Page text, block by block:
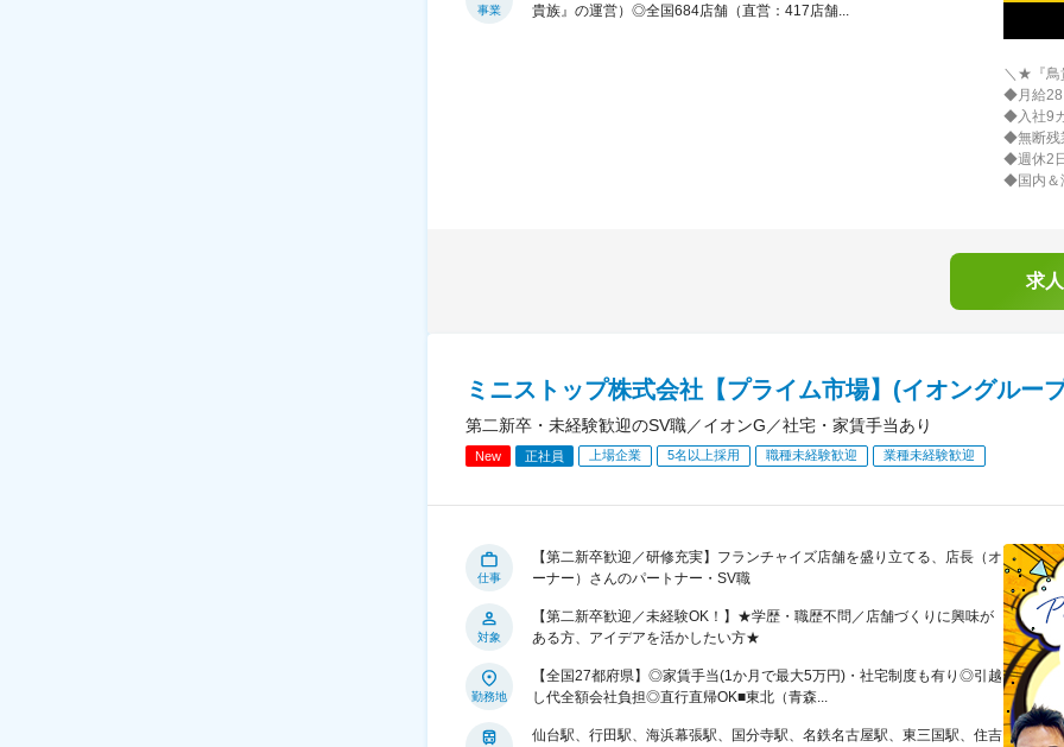
事業
貴族』の運営）◎全国684店舗（直営：417店舗...
＼★『鳥
◆月給
◆入社9
◆無断残
◆週休2
◆国内＆
求
ミニストップ株式会社【プライム市場】(イオングルー
第二新卒・未経験歓迎のSV職／イオンG／社宅・家賃手当あり
New 正社員 上場企業 5名以上採用 職種未経験歓迎 業種未経験歓迎
仕事
【第二新卒歓迎／研修充実】フランチャイズ店舗を盛り立てる、店長（オ
ーナー）さんのパートナー・SV職
対象
【第二新卒歓迎／未経験OK！】★学歴・職歴不問／店舗づくりに興味が
ある方、アイデアを活かしたい方★
勤務地
【全国27都府県】◎家賃手当(1か月で最大5万円)・社宅制度も有り◎引越
し代全額会社負担◎直行直帰OK■東北（青森...
仙台駅、行田駅、海浜幕張駅、国分寺駅、名鉄名古屋駅、東三国駅、住吉